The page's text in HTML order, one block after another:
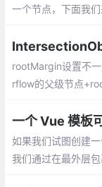
一个节点，下面我
rootMargin设置不
rflow的父级节点
的overflow也去除
一个 Vue 模板
如果我们试图创建
我们通过在最外层